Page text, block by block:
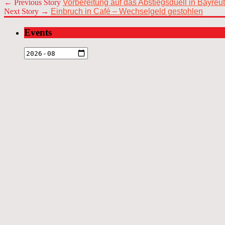
← Previous Story Vorbereitung auf das Abstiegsduell in
Next Story → Einbruch in Café – Wechselgeld gestohlen
Events